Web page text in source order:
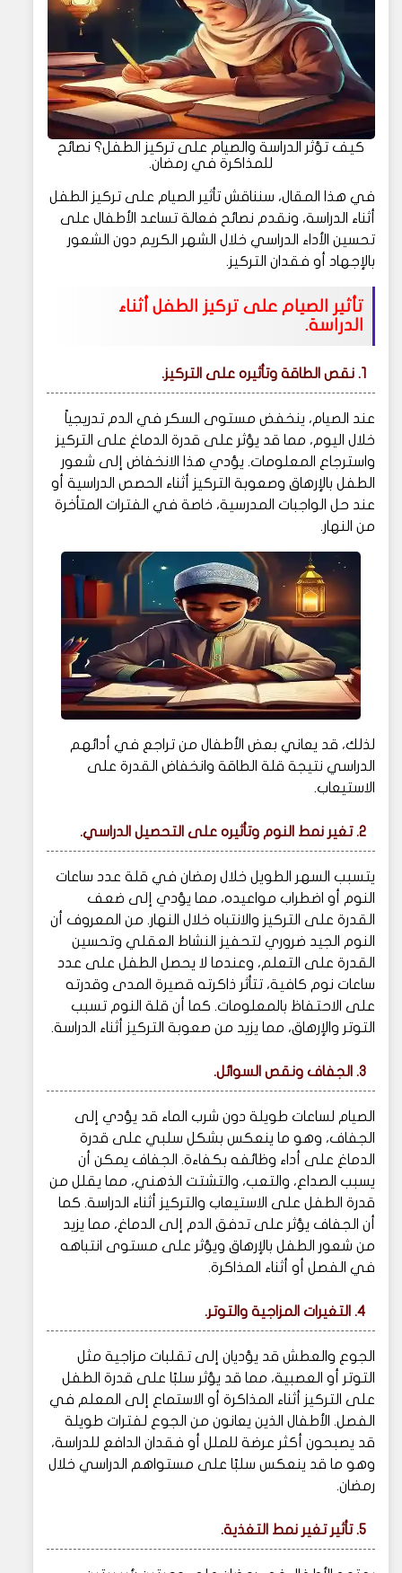
كيف تؤثر الدراسة والصيام على تركيز الطفل؟ نصائح
للمذاكرة في رمضان.
في هذا المقال، سنناقش تأثير الصيام على تركيز الطفل
أثناء الدراسة، ونقدم نصائح فعالة تساعد الأطفال على
تحسين الأداء الدراسي خلال الشهر الكريم دون الشعور
بالإجهاد أو فقدان التركيز.
تأثير الصيام على تركيز الطفل أثناء
الدراسة.
1. نقص الطاقة وتأثيره على التركيز.
عند الصيام، ينخفض مستوى السكر في الدم تدريجياً
خلال اليوم، مما قد يؤثر على قدرة الدماغ على التركيز
واسترجاع المعلومات. يؤدي هذا الانخفاض إلى شعور
الطفل بالإرهاق وصعوبة التركيز أثناء الحصص الدراسية أو
عند حل الواجبات المدرسية، خاصة في الفترات المتأخرة
من النهار.
لذلك، قد يعاني بعض الأطفال من تراجع في أدائهم
الدراسي نتيجة قلة الطاقة وانخفاض القدرة على
الاستيعاب.
2. تغير نمط النوم وتأثيره على التحصيل الدراسي.
يتسبب السهر الطويل خلال رمضان في قلة عدد ساعات
النوم أو اضطراب مواعيده، مما يؤدي إلى ضعف
القدرة على التركيز والانتباه خلال النهار. من المعروف أن
النوم الجيد ضروري لتحفيز النشاط العقلي وتحسين
القدرة على التعلم، وعندما لا يحصل الطفل على عدد
ساعات نوم كافية، تتأثر ذاكرته قصيرة المدى وقدرته
على الاحتفاظ بالمعلومات. كما أن قلة النوم تسبب
التوتر والإرهاق، مما يزيد من صعوبة التركيز أثناء الدراسة.
3. الجفاف ونقص السوائل.
الصيام لساعات طويلة دون شرب الماء قد يؤدي إلى
الجفاف، وهو ما ينعكس بشكل سلبي على قدرة
الدماغ على أداء وظائفه بكفاءة. الجفاف يمكن أن
يسبب الصداع، والتعب، والتشتت الذهني، مما يقلل من
قدرة الطفل على الاستيعاب والتركيز أثناء الدراسة. كما
أن الجفاف يؤثر على تدفق الدم إلى الدماغ، مما يزيد
من شعور الطفل بالإرهاق ويؤثر على مستوى انتباهه
في الفصل أو أثناء المذاكرة.
4. التغيرات المزاجية والتوتر.
الجوع والعطش قد يؤديان إلى تقلبات مزاجية مثل
التوتر أو العصبية، مما قد يؤثر سلبًا على قدرة الطفل
على التركيز أثناء المذاكرة أو الاستماع إلى المعلم في
الفصل. الأطفال الذين يعانون من الجوع لفترات طويلة
قد يصبحون أكثر عرضة للملل أو فقدان الدافع للدراسة،
وهو ما قد ينعكس سلبًا على مستواهم الدراسي خلال
رمضان.
5. تأثير تغير نمط التغذية.